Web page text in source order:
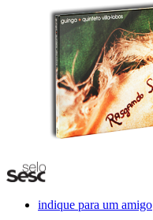
indique para um amigo